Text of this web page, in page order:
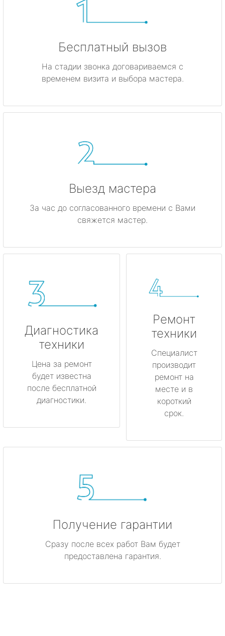
Бесплатный вызов
На стадии звонка договариваемся с
временем визита и выбора мастера.
Выезд мастера
За час до согласованного времени с Вами
свяжется мастер.
Диагностика
техники
Цена за ремонт
будет известна
после бесплатной
диагностики.
Ремонт
техники
Специалист
производит
ремонт на
месте и в
короткий
срок.
Получение гарантии
Сразу после всех работ Вам будет
предоставлена гарантия.